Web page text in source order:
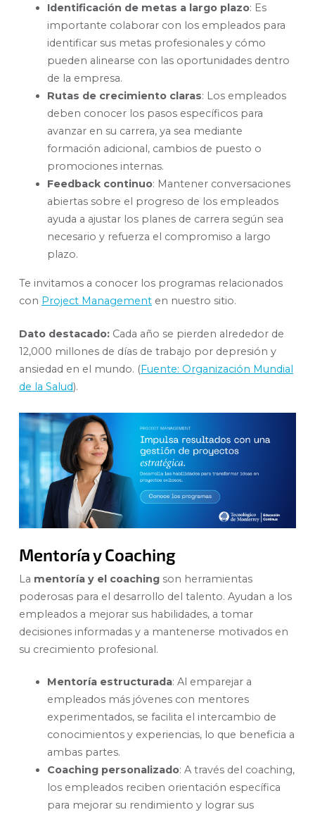
Identificación de metas a largo plazo: Es
importante colaborar con los empleados para
identificar sus metas profesionales y cómo
pueden alinearse con las oportunidades dentro
de la empresa.
Rutas de crecimiento claras: Los empleados
deben conocer los pasos específicos para
avanzar en su carrera, ya sea mediante
formación adicional, cambios de puesto o
promociones internas.
Feedback continuo: Mantener conversaciones
abiertas sobre el progreso de los empleados
ayuda a ajustar los planes de carrera según sea
necesario y refuerza el compromiso a largo
plazo.
Te invitamos a conocer los programas relacionados
con Project Management en nuestro sitio.
Dato destacado: Cada año se pierden alrededor de
12,000 millones de días de trabajo por depresión y
ansiedad en el mundo. (Fuente: Organización Mundial
de la Salud).
Mentoría y Coaching
La mentoría y el coaching son herramientas
poderosas para el desarrollo del talento. Ayudan a los
empleados a mejorar sus habilidades, a tomar
decisiones informadas y a mantenerse motivados en
su crecimiento profesional.
Mentoría estructurada: Al emparejar a
empleados más jóvenes con mentores
experimentados, se facilita el intercambio de
conocimientos y experiencias, lo que beneficia a
ambas partes.
Coaching personalizado: A través del coaching,
los empleados reciben orientación específica
para mejorar su rendimiento y lograr sus